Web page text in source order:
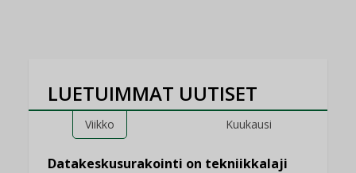
LUETUIMMAT UUTISET
Viikko Kuukausi
Datakeskusurakointi on tekniikkalaji